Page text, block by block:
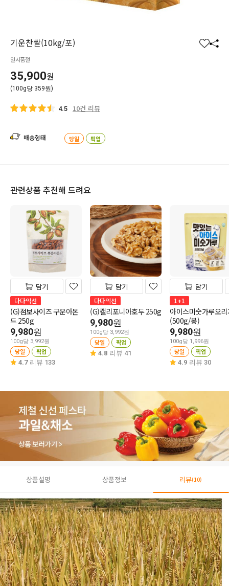
기운찬쌀(10kg/포)
찜 공
일시품절
35,900원
(100g당 359원)
4.5 10건 리뷰
배송형태 당일 픽업
관련상품 추천해 드려요
담기
다다익선
(G)점보사이즈 구운아몬
드 250g
9,980원
100g당 3,992원
당일 픽업
4.7 리뷰 133
담기
다다익선
(G)캘리포니아호두 250g
9,980원
100g당 3,992원
당일 픽업
4.8 리뷰 41
담기
1+1
아이스미숫가루오
(500g/봉)
9,980원
100g당 1,996원
당일 픽업
4.9 리뷰 30
상품설명 상품정보 리뷰(10)